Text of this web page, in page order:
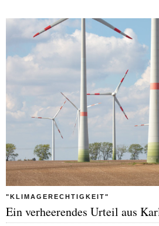
"KLIMAGERECHTIGKEIT"
Ein verheerendes Urteil aus